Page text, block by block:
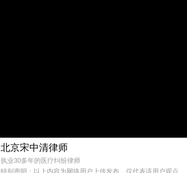
北京宋中清律师
执业30多年的医疗纠纷律师
特别声明：以上内容为网络用户上传发布，仅代表该用户观点